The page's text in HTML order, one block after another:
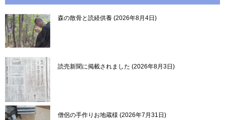
森の散骨と読経供養 2026年8月4日
読売新聞に掲載されました 2026年8月3日
僧侶の手作りお地蔵様 2026年7月31日